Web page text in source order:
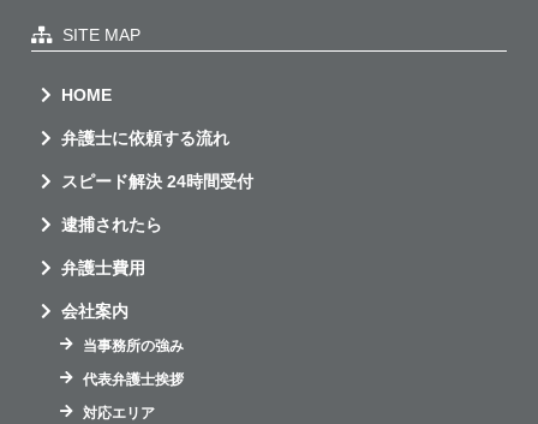
SITE MAP
HOME
弁護士に依頼する流れ
スピード解決 24時間受付
逮捕されたら
弁護士費用
会社案内
当事務所の強み
代表弁護士挨拶
対応エリア